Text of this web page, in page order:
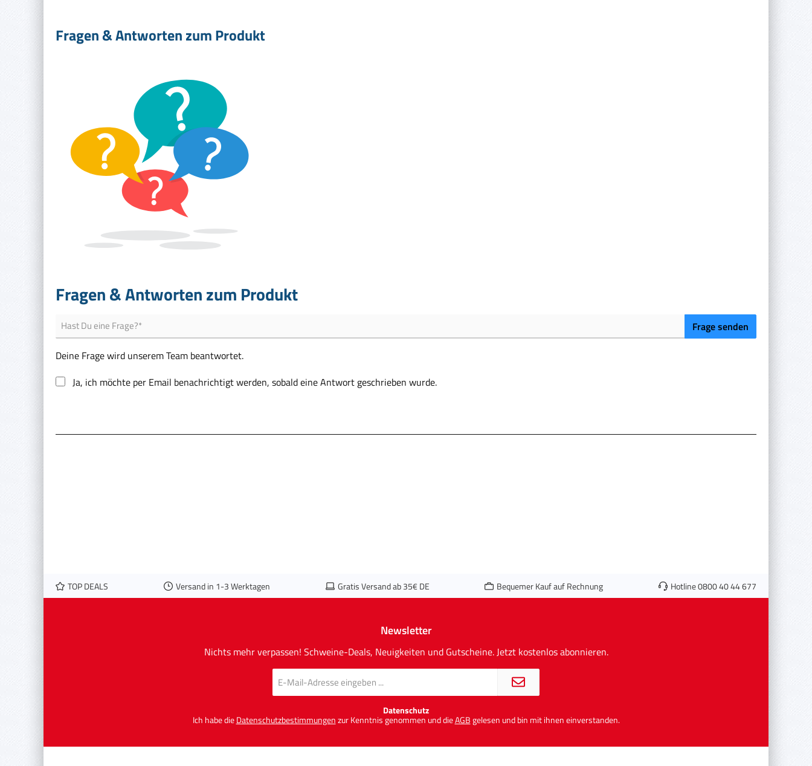
Fragen & Antworten zum Produkt
Fragen & Antworten zum Produkt
Frage senden
Deine Frage wird unserem Team beantwortet.
Ja, ich möchte per Email benachrichtigt werden, sobald eine Antwort geschrieben wurde.
TOP DEALS Versand in 1-3 Werktagen Gratis Versand ab 35€ DE Bequemer Kauf auf Rechnung Hotline 0800 40 44 677
Newsletter
Nichts mehr verpassen! Schweine-Deals, Neuigkeiten und Gutscheine. Jetzt kostenlos abonnieren.
E-
Mail-
Adresse
Datenschutz
Ich habe dieDatenschutzbestimmungenzur Kenntnis genommen und dieAGBgelesen und bin mit ihnen einverstanden.